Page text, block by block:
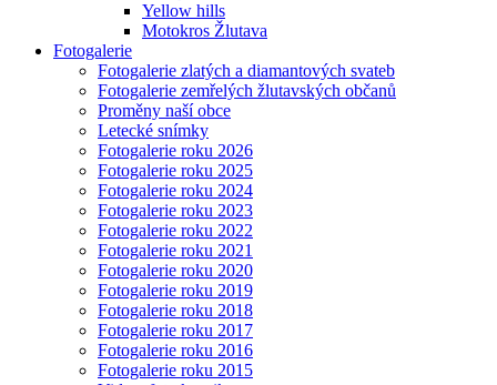
Yellow hills
Motokros Žlutava
Fotogalerie
Fotogalerie zlatých a diamantových svateb
Fotogalerie zemřelých žlutavských občanů
Proměny naší obce
Letecké snímky
Fotogalerie roku 2026
Fotogalerie roku 2025
Fotogalerie roku 2024
Fotogalerie roku 2023
Fotogalerie roku 2022
Fotogalerie roku 2021
Fotogalerie roku 2020
Fotogalerie roku 2019
Fotogalerie roku 2018
Fotogalerie roku 2017
Fotogalerie roku 2016
Fotogalerie roku 2015